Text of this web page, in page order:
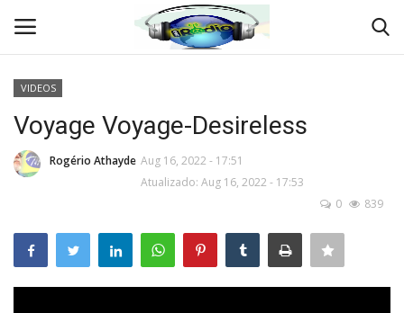
Início
Crônicas e Reportagens
VIDEOS
Voyage Voyage-Desireless
Rogério Athayde Aug 16, 2022 - 17:51
Atualizado: Aug 16, 2022 - 17:53
0
839